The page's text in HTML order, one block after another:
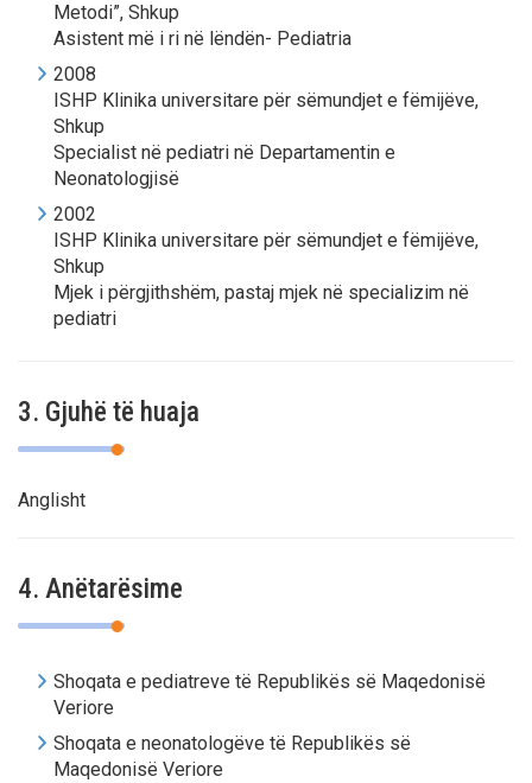
Metodi”, Shkup
Asistent më i ri në lëndën- Pediatria
2008
ISHP Klinika universitare për sëmundjet e fëmijëve,
Shkup
Specialist në pediatri në Departamentin e
Neonatologjisë
2002
ISHP Klinika universitare për sëmundjet e fëmijëve,
Shkup
Mjek i përgjithshëm, pastaj mjek në specializim në
pediatri
3. Gjuhë të huaja
Anglisht
4. Anëtarësime
Shoqata e pediatreve të Republikës së Maqedonisë
Veriore
Shoqata e neonatologëve të Republikës së
Maqedonisë Veriore